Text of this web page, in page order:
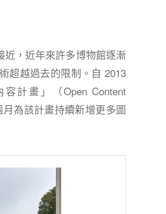
，近年來許多博物館逐漸
超越過去的限制。自 2013
計畫」（Open Content
為該計畫持續新增更多圖